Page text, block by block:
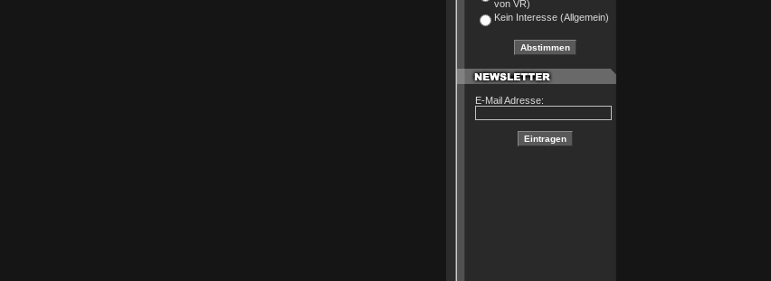
von VR)
Kein Interesse (Allgemein)
E-Mail Adresse: